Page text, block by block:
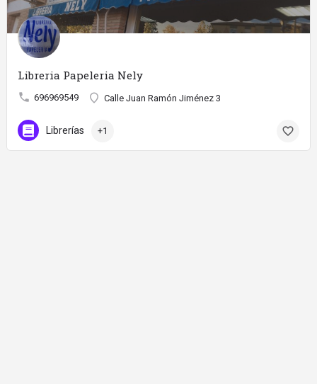
Libreria Papeleria Nely
696969549 Calle Juan Ramón Jiménez 3
Librerías +1